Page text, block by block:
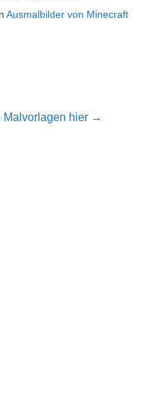
Ausmalbilder von Minecraft
Malvorlagen hier →